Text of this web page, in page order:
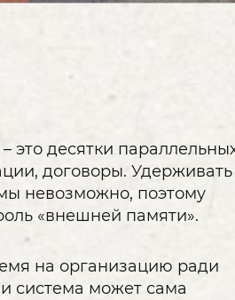
это десятки
договоры. Удерживать
невозможно, поэтому
«внешней памяти».
на организацию ради
система может сама